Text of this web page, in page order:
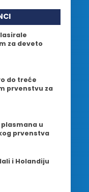
za deveto
do treće
prvenstvu za
u
prvenstva
i Holandiju